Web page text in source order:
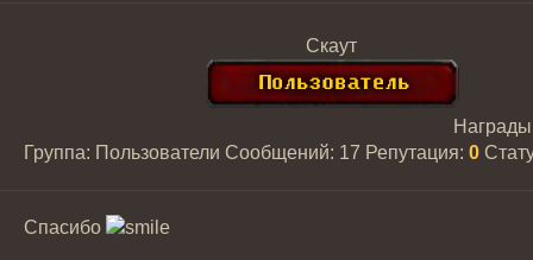
Скаут
Группа: Пользователи Сообщений: 17 Репутация: 0
Спасибо